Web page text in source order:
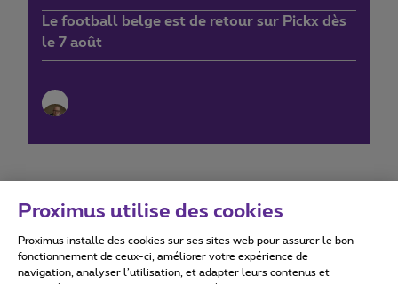
Le football belge est de retour sur Pickx dès
le 7 août
Conditions d'utilisation Accessibility statement
Proximus utilise des cookies
Proximus installe des cookies sur ses sites web pour assurer le bon
fonctionnement de ceux-ci, améliorer votre expérience de
navigation, analyser l’utilisation, et adapter leurs contenus et